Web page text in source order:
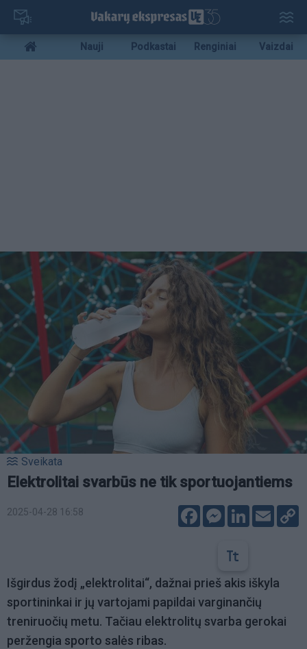
Pereiti
pagrindinį
turinį
Mobile
menu
Nauji Podkastai Renginiai Vaizdai
Sveikata
Elektrolitai svarbūs ne tik sportuojantiems
2025-04-28 16:58 FacebookMessenger
LinkedIn
Email
Išgirdus žodį „elektrolitai“, dažnai prieš akis iškyla
sportininkai ir jų vartojami papildai varginančių
treniruočių metu. Tačiau elektrolitų svarba gerokai
peržengia sporto salės ribas.